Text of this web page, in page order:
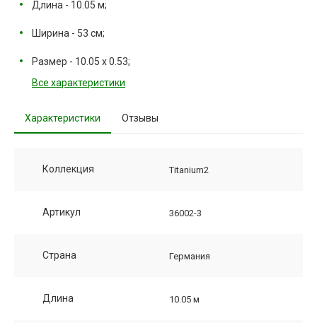
Длина - 10.05 м;
Ширина - 53 см;
Размер - 10.05 х 0.53;
Все характеристики
Характеристики Отзывы
Коллекция Titanium2
Артикул 36002-3
Страна Германия
Длина 10.05 м